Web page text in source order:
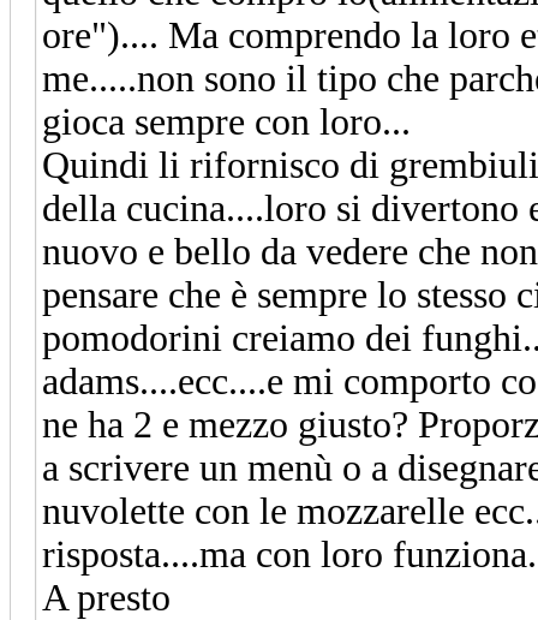
ore").... Ma comprendo la loro
me.....non sono il tipo che
gioca sempre con loro...
Quindi li rifornisco di
della cucina....loro si divertono
nuovo e bello da vedere che
pensare che è sempre lo stesso
pomodorini creiamo dei
adams....ecc....e mi comporto
ne ha 2 e mezzo giusto?
a scrivere un menù o a
nuvolette con le mozzarelle
risposta....ma con loro
A presto